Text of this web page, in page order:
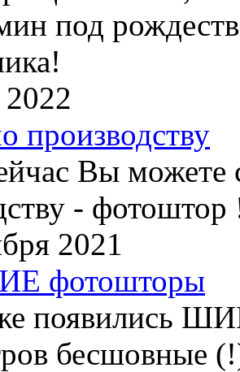
под
производству
Вы можете
- фотоштор
2021
фотошторы
появились
бесшовные